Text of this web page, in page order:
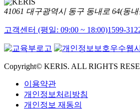
41061 대구광역시 동구 동내로 64(동
고객센터 (평일: 09:00 ~ 18:00)1599-
Copyright© KERIS. ALL RIGHTS
이용약관
개인정보처리방침
개인정보 재동의